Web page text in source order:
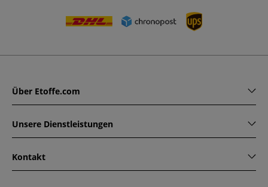
Über Etoffe.com
Unsere Dienstleistungen
Kontakt